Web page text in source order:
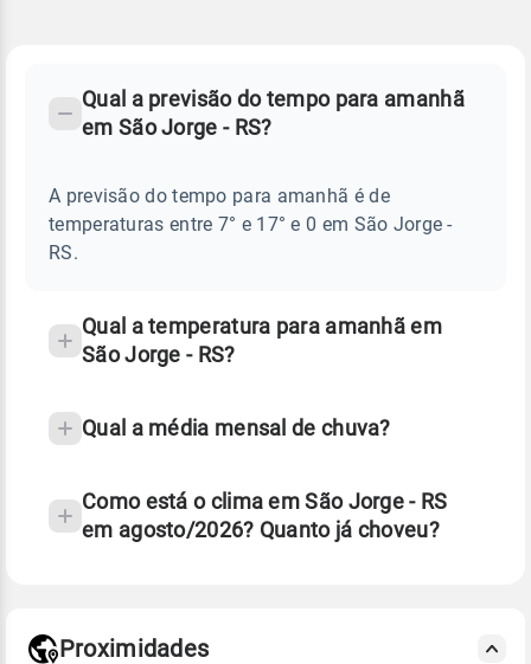
JORGE
Perguntas
sobre
chuva
Qual a previsão do tempo para amanhã
em São Jorge - RS?
A previsão do tempo para amanhã é de
temperaturas entre 7° e 17° e 0 em São Jorge -
RS.
Qual a temperatura para amanhã em
São Jorge - RS?
Qual a média mensal de chuva?
Como está o clima em São Jorge - RS
em agosto/2026? Quanto já choveu?
Proximidades